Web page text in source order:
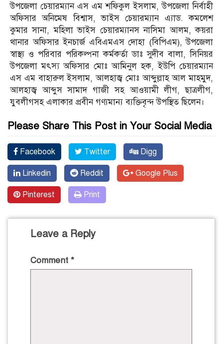
উপজেলা চেয়ারম্যান এস এম শফিকুল ইসলাম, উপজেলা নির্বাহী
অফিসার অনিমেষ বিশ্বাস, ভাইস চেয়ারম্যান এ্যাড. কমলেশ
কুমার সানা, মহিলা ভাইস চেয়ারম্যানস নাসিমা আলম, কয়রা
থানার অফিসার ইনচার্জ এবিএমএস দোহা (বিপিএম), উপজেলা
স্বাস্থ্য ও পরিবার পরিকল্পনা কর্মকর্তা ডাঃ সুদীব বালা, সিনিয়র
উপজেলা মৎস্য অফিসার মোঃ আমিনুল হক, ইউপি চেয়ারম্যান
এস এম বাহারুল ইসলাম, আলহাজ্ব মোঃ আব্দুল্লাহ আল মাহমুদ,
আলহাজ্ব আব্দুস সামাদ গাজী সহ আওয়ামী লীগ, ছাত্রলীগ,
যুবলীগসহ এলাকার প্রবীন গণ্যমান্য ব্যক্তিবৃন্দ উপস্থিত ছিলেন।
Please Share This Post in Your Social Media
Facebook Twitter Digg
Linkedin Reddit Google Plus
Pinterest Print
Leave a Reply
Comment *